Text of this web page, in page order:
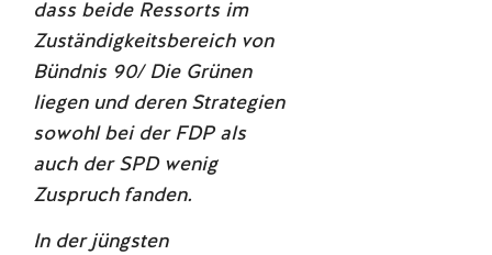
dass beide Ressorts im
Zuständigkeitsbereich von
Bündnis 90/ Die Grünen
liegen und deren Strategien
sowohl bei der FDP als
auch der SPD wenig
Zuspruch fanden.
In der jüngsten